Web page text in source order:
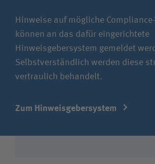
Hinweise auf mögliche
können an das dafür eingerichtete
Hinweisgebersystem gemeldet
Selbstverständlich werden diese
vertraulich behandelt.
Zum Hinweisgebersystem